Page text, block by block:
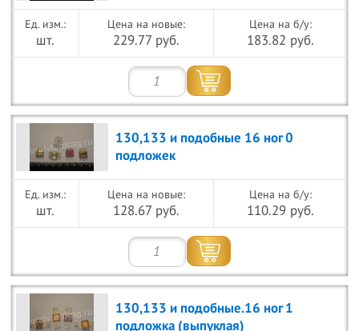
шт.
Цена на новые:
229.77 руб.
Цена на б/у:
183.82 руб.
130,133 и подобные 16 ног 0
подложек
шт.
Цена на новые:
128.67 руб.
Цена на б/у:
110.29 руб.
130,133 и подобные.16 ног 1
подложка (выпуклая)